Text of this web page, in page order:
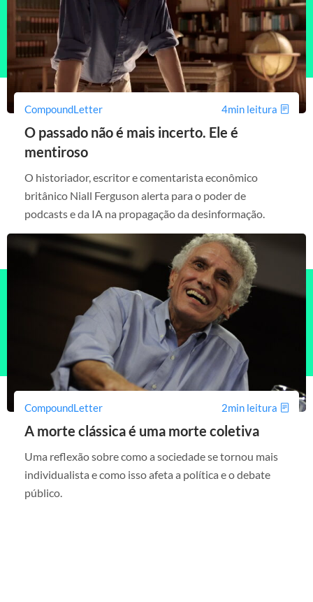
CompoundLetter 4min leitura
O passado não é mais incerto. Ele é
mentiroso
O historiador, escritor e comentarista econômico
britânico Niall Ferguson alerta para o poder de
podcasts e da IA na propagação da desinformação.
CompoundLetter 2min leitura
A morte clássica é uma morte coletiva
Uma reflexão sobre como a sociedade se tornou mais
individualista e como isso afeta a política e o debate
público.